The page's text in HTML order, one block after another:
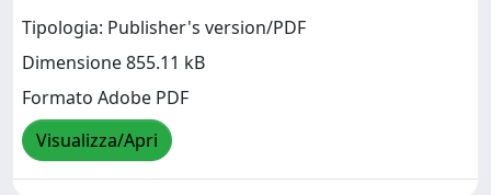
Tipologia: Publisher's version/PDF
Dimensione 855.11 kB
Formato Adobe PDF
Visualizza/Apri